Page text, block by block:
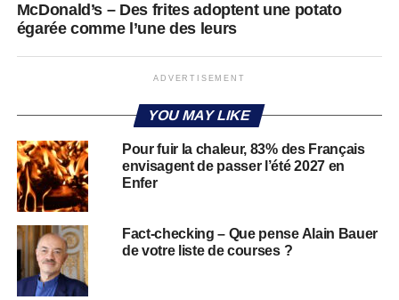
McDonald’s – Des frites adoptent une potato
égarée comme l’une des leurs
ADVERTISEMENT
YOU MAY LIKE
Pour fuir la chaleur, 83% des Français
envisagent de passer l’été 2027 en
Enfer
Fact-checking – Que pense Alain Bauer
de votre liste de courses ?